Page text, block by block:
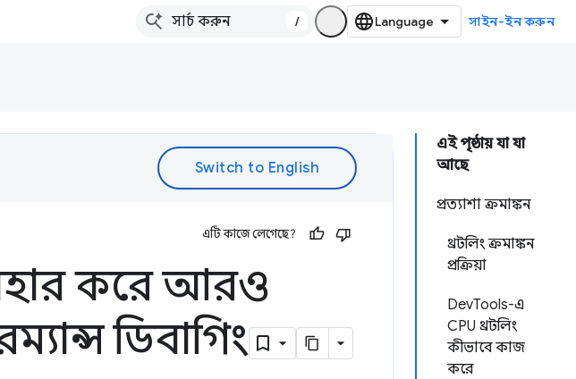
/ সাইন-ইন করুন
এই পৃষ্ঠায় যা যা
আছে
প্রত্যাশা ক্রমাঙ্কন
থ্রটলিং ক্রমাঙ্কন
প্রক্রিয়া
DevTools-এ
CPU থ্রটলিং
কীভাবে কাজ
করে
এটি কাজে লেগেছে?
করে আরও
ডিবাগিং